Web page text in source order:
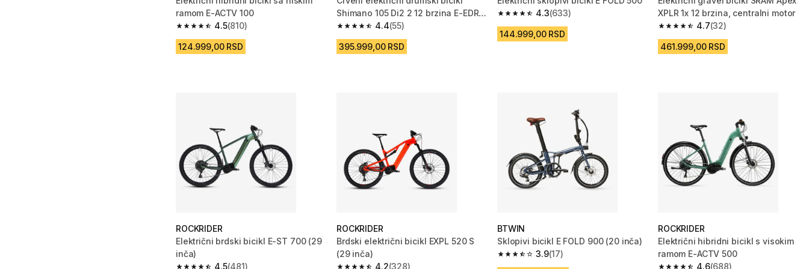
ramom E-ACTV 100
4.5
4.5 od 5 zvezdica from 810 Recenzije
(810)
124.999,00 RSD
Shimano 105 Di2 2 12 brzina E-EDR
AF
4.4
4.4 od 5 zvezdica from 55 Recenzije
(55)
395.999,00 RSD
4.3
4.3 od 5 zvezdica from 633 Recenzije
(633)
144.999,00 RSD
XPLR 1x 12 brzina, centralni motor
4.7
4.7 od 5 zvezdica from 32 Recenzije
(32)
461.999,00 RSD
ROCKRIDER
Električni brdski bicikl E-ST 700 (29
inča)
4.5(481)
ROCKRIDER
Brdski električni bicikl EXPL 520 S
(29 inča)
4.2(328)
BTWIN
Sklopivi bicikl E FOLD 900 (20 inča)
3.9
3.9 od 5 zvezdica from 17 Recenzije
(17)
ROCKRIDER
Električni hibridni bicikl s visokim
ramom E-ACTV 500
4.6(688)